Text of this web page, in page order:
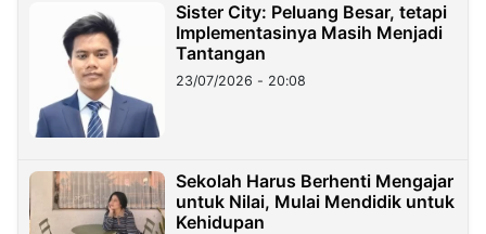
Sister City: Peluang Besar, tetapi
Implementasinya Masih Menjadi
Tantangan
23/07/2026 - 20:08
Sekolah Harus Berhenti Mengajar
untuk Nilai, Mulai Mendidik untuk
Kehidupan